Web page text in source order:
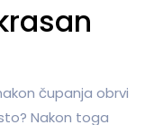
čupanja obrvi
Nakon toga